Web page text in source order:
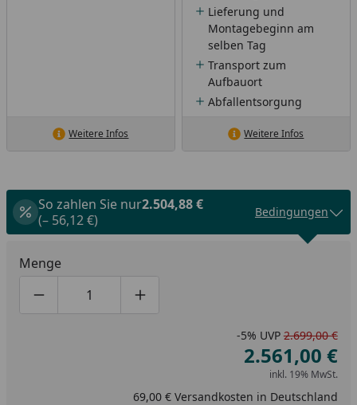
Weitere Infos
Lieferung und
Montagebeginn am
selben Tag
Transport zum
Aufbauort
Abfallentsorgung
Weitere Infos
So zahlen Sie nur2.504,88 €
(– 56,12 €)
Bedingungen
Menge
Produktmenge um eins verringern
Produktmenge manuell eingeben
Produktmenge um eins erhöhen
-5% UVP 2.699,00 €
2.561,00 €
inkl. 19% MwSt.
69,00 € Versandkosten in Deutschland